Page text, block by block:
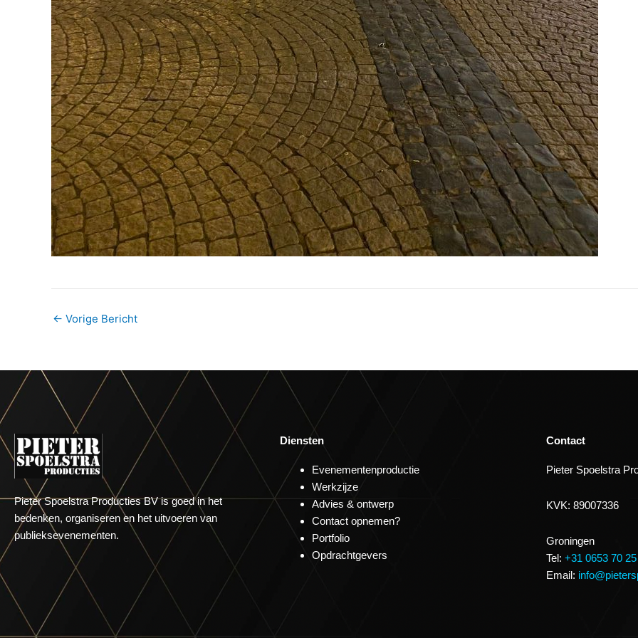
← Vorige Bericht
Pieter Spoelstra Producties BV is goed in het
bedenken, organiseren en het uitvoeren van
publieksevenementen.
Diensten
Evenementenproductie
Werkzijze
Advies & ontwerp
Contact opnemen?
Portfolio
Opdrachtgevers
Contact
Pieter Spoelstra
KVK: 89007336
Groningen
Tel: +31 0653 70
Email: